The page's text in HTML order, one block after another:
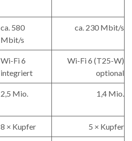
ca. 580
Mbit/s
ca. 230 Mbit/s
Wi-Fi 6
integriert
Wi-Fi 6 (T25-W)
optional
2,5 Mio. 1,4 Mio.
8 × Kupfer 5 × Kupfer